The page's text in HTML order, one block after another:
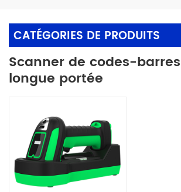
CATÉGORIES DE PRODUITS
Scanner de codes-
longue portée